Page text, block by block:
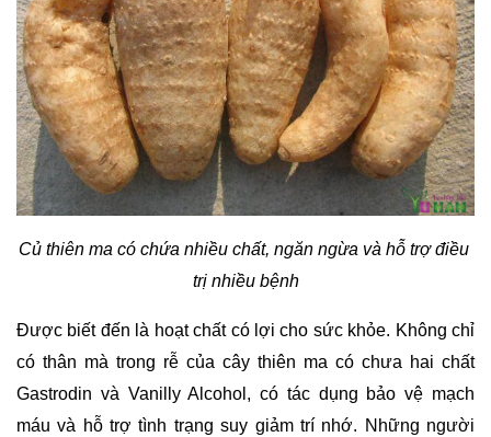
Củ thiên ma có chứa nhiều chất, ngăn ngừa và hỗ trợ điều
trị nhiều bệnh
Được biết đến là hoạt chất có lợi cho sức khỏe. Không chỉ
có thân mà trong rễ của cây thiên ma có chưa hai chất
Gastrodin và Vanilly Alcohol, có tác dụng bảo vệ mạch
máu và hỗ trợ tình trạng suy giảm trí nhớ. Những người